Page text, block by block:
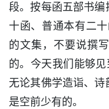
段。按每函五部书
十函、普通本有二
的文集，不要说撰
的。今天我们能够见
无论其佛学造诣、
是空前少有的。